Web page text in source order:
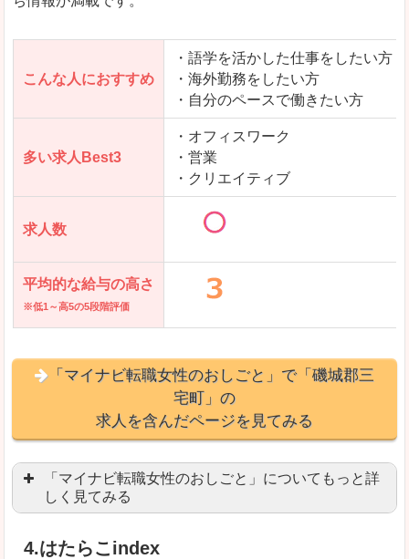
こんな人におすすめ
・語学を活かした仕事をしたい方
・海外勤務をしたい方
・自分のペースで働きたい方
多い求人Best3
・オフィスワーク
・営業
・クリエイティブ
求人数
平均的な給与の高さ
※低1～高5の5段階評価
「マイナビ転職女性のおしごと」で「磯城郡三
宅町」の
求人を含んだページを見てみる
「マイナビ転職女性のおしごと」についてもっと詳
しく見てみる
4.はたらこindex